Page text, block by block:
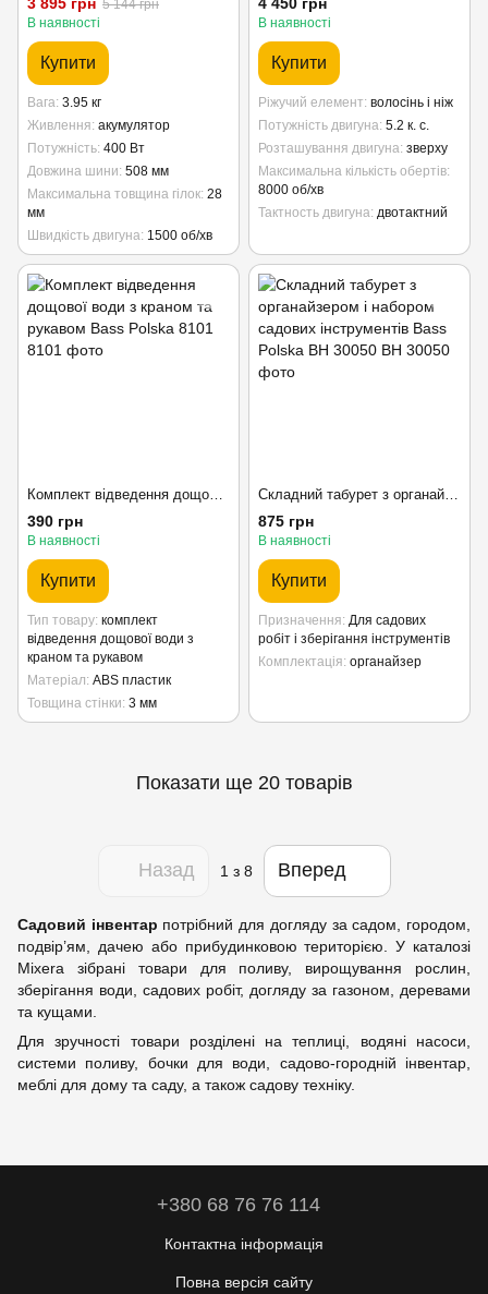
5 144 грн
В наявності
Купити
Вага 3.95 кг
Живлення акумулятор
Потужність 400 Вт
Довжина шини 508 мм
Максимальна товщина гілок 28
мм
Швидкість двигуна 1500 об/хв
В наявності
Купити
Ріжучий елемент волосінь і ніж
Потужність двигуна 5.2 к. с.
Розташування двигуна зверху
Максимальна кількість обертів
8000 об/хв
Тактность двигуна двотактний
Комплект відведення дощової води з краном та рукавом Bass Polska 8101
390 грн
В наявності
Купити
Тип товару комплект
відведення дощової води з
краном та рукавом
Матеріал ABS пластик
Товщина стінки 3 мм
Складний табурет з органайзером і набором садових інструментів Bass Polska BH 30050
875 грн
В наявності
Купити
Призначення Для садових
робіт і зберігання інструментів
Комплектація органайзер
Показати ще 20 товарів
Назад 1 з 8 Вперед
Садовий інвентар потрібний для догляду за садом, городом,
подвір’ям, дачею або прибудинковою територією. У каталозі
Mixera зібрані товари для поливу, вирощування рослин,
зберігання води, садових робіт, догляду за газоном, деревами
та кущами.
Для зручності товари розділені на теплиці, водяні насоси,
системи поливу, бочки для води, садово-городній інвентар,
меблі для дому та саду, а також садову техніку.
+380 68 76 76 114
Контактна інформація
Повна версія сайту